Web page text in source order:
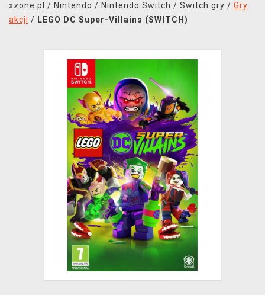
SOUNDTRACKI
TRANSPORT
XZONE KLUB
xzone.pl / Nintendo / Nintendo Switch / Switch gry / Gry
akcji / LEGO DC Super-Villains (SWITCH)